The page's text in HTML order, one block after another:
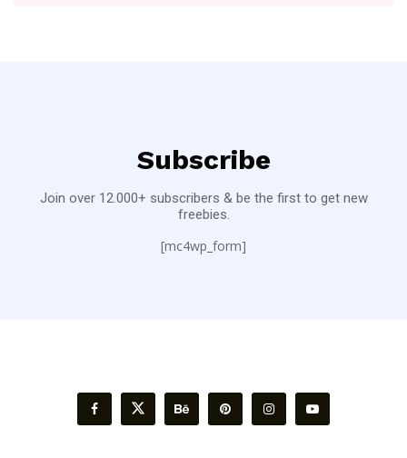
Subscribe
Join over 12.000+ subscribers & be the first to get new
freebies.
[mc4wp_form]